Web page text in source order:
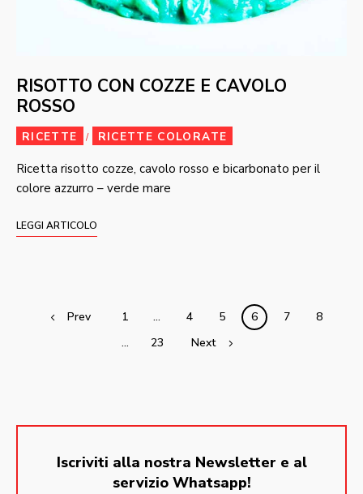
RISOTTO CON COZZE E CAVOLO
ROSSO
RICETTE / RICETTE COLORATE
Ricetta risotto cozze, cavolo rosso e bicarbonato per il
colore azzurro – verde mare
LEGGI ARTICOLO
Posts
Prev 1 … 4 5 6 7
8
…
23 Next
Iscriviti alla nostra Newsletter e al
servizio Whatsapp!